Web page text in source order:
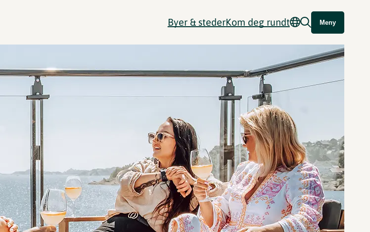
Byer & stederKom deg rundt Meny